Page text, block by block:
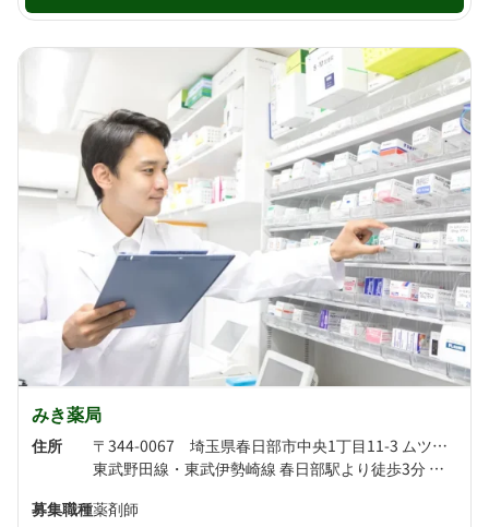
みき薬局
住所
〒344-0067 埼玉県春日部市中央1丁目11-3 ムツミプラザ
東武野田線・東武伊勢崎線 春日部駅より徒歩3分 東武野田線 八木崎駅より徒歩10分
募集職種薬剤師